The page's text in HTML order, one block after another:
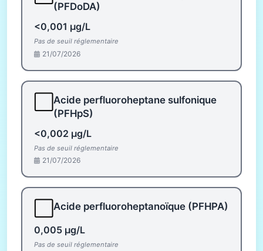
(PFDoDA)
<0,001 µg/L
Pas de seuil réglementaire
21/07/2026
Acide perfluoroheptane sulfonique
(PFHpS)
<0,002 µg/L
Pas de seuil réglementaire
21/07/2026
Acide perfluoroheptanoïque (PFHPA)
0,005 µg/L
Pas de seuil réglementaire